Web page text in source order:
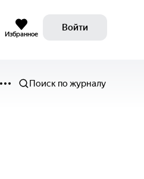
Избранное
Войти
Поиск по журналу